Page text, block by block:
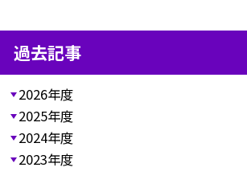
過去記事
2026年度
2025年度
2024年度
2023年度